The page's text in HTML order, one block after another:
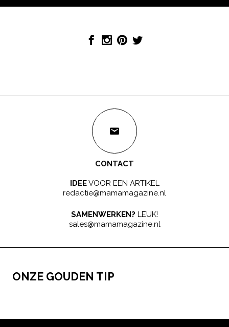
CONTACT
IDEEVOOR EEN ARTIKEL
redactie@mamamagazine.nl
SAMENWERKEN? LEUK!
sales@mamamagazine.nl
ONZE GOUDEN TIP